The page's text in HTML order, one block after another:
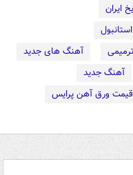
ایران
آهنگ های جدید
آهنگ جدید
قیمت ورق آهن پرایس